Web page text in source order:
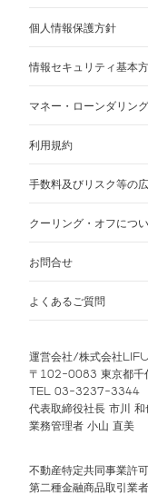
個人情報保護方針
情報セキュリティ基本
マネー・ローンダリン
利用規約
手数料及びリスク等の
クーリング・オフにつ
お問合せ
よくあるご質問
運営会社/株式会社
〒102-0083 東京都千
TEL 03-3237-3344
代表取締役社長 市川 和
業務管理者 小山 直美
不動産特定共同事業許
第二種金融商品取引業